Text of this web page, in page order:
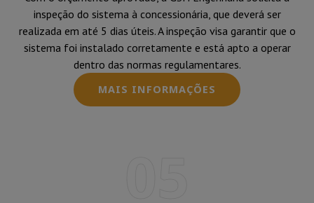
inspeção do sistema à concessionária, que deverá ser
realizada em até 5 dias úteis. A inspeção visa garantir que o
sistema foi instalado corretamente e está apto a operar
dentro das normas regulamentares.
MAIS INFORMAÇÕES